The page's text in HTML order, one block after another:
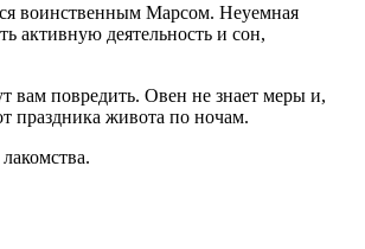
воинственным Марсом. Неуемная
активную деятельность и сон,
вам повредить. Овен не знает меры и,
праздника живота по ночам.